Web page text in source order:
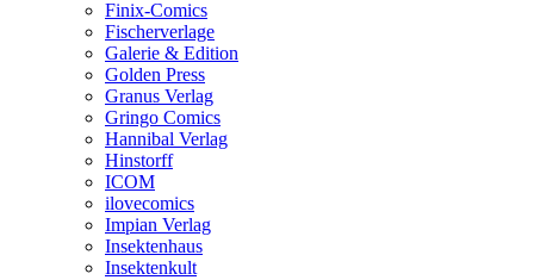
Finix-Comics
Fischerverlage
Galerie & Edition
Golden Press
Granus Verlag
Gringo Comics
Hannibal Verlag
Hinstorff
ICOM
ilovecomics
Impian Verlag
Insektenhaus
Insektenkult